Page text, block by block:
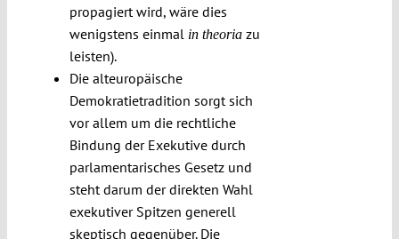
propagiert wird, wäre dies
wenigstens einmal in theoriazu
leisten).
Die alteuropäische
Demokratietradition sorgt sich
vor allem um die rechtliche
Bindung der Exekutive durch
parlamentarisches Gesetz und
steht darum der direkten Wahl
exekutiver Spitzen generell
skeptisch gegenüber. Die